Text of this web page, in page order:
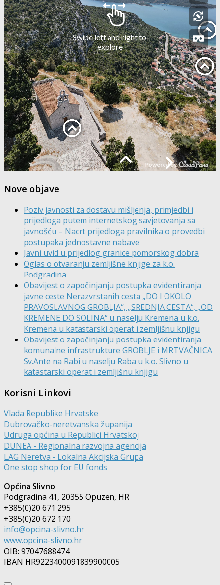
Nove objave
Poziv javnosti za dostavu mišljenja, primjedbi i
prijedloga putem internetskog savjetovanja sa
javnošću – Nacrt prijedloga pravilnika o provedbi
postupaka jednostavne nabave
Javni uvid u prijedlog granice pomorskog dobra
Oglas o otvaranju zemljišne knjige za k.o.
Podgradina
Obavijest o započinjanju postupka evidentiranja
javne ceste Nerazvrstanih cesta „DO I OKOLO
PRAVOSLAVNOG GROBLJA“, „SREDNJA CESTA“, „OD
KREMENE DO SOLINA“ u naselju Kremena u k.o.
Kremena u katastarski operat i zemljišnu knjigu
Obavijest o započinjanju postupka evidentiranja
komunalne infrastrukture GROBLJE i MRTVAČNICA
Sv.Ante na Rabi u naselju Raba u k.o. Slivno u
katastarski operat i zemljišnu knjigu
Korisni Linkovi
Vlada Republike Hrvatske
Dubrovačko-neretvanska županija
Udruga općina u Republici Hrvatskoj
DUNEA - Regionalna razvojna agencija
LAG Neretva - Lokalna Akcijska Grupa
One stop shop for EU fonds
Općina Slivno
Podgradina 41, 20355 Opuzen, HR
+385(0)20 671 295
+385(0)20 672 170
info@opcina-slivno.hr
www.opcina-slivno.hr
OIB: 97047688474
IBAN HR9223400091839900005